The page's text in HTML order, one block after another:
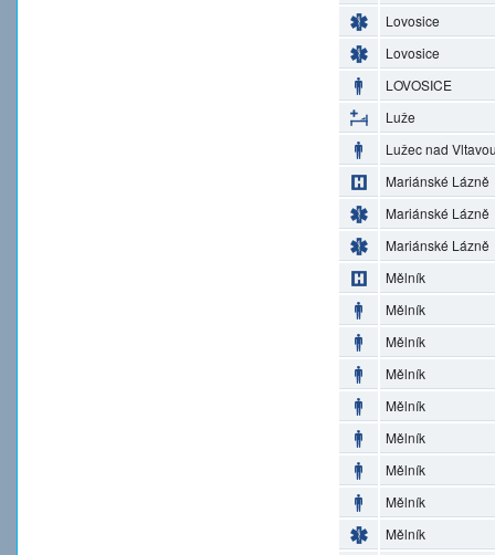
Lovosice
Lovosice
LOVOSICE
Luže
Lužec nad
Mariánské Lázně
Mariánské Lázně
Mariánské Lázně
Mělník
Mělník
Mělník
Mělník
Mělník
Mělník
Mělník
Mělník
Mělník